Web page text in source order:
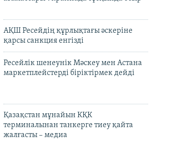
АҚШ Ресейдің құрлықтағы әскеріне
қарсы санкция енгізді
Ресейлік шенеунік Мәскеу мен Астана
маркетплейстерді біріктірмек дейді
Қазақстан мұнайын КҚК
терминалынан танкерге тиеу қайта
жалғасты – медиа